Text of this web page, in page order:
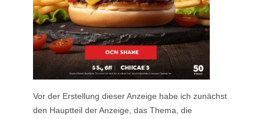
Vor der Erstellung dieser Anzeige habe ich zunächst
den Hauptteil der Anzeige, das Thema, die